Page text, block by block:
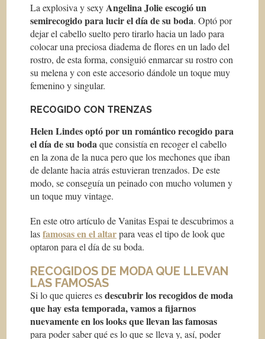
La explosiva y sexy Angelina Jolie escogió un
semirecogido para lucir el día de su boda. Optó por
dejar el cabello suelto pero tirarlo hacia un lado para
colocar una preciosa diadema de flores en un lado del
rostro, de esta forma, consiguió enmarcar su rostro con
su melena y con este accesorio dándole un toque muy
femenino y singular.
RECOGIDO CON TRENZAS
Helen Lindes optó por un romántico recogido para
el día de su bodaque consistía en recoger el cabello
en la zona de la nuca pero que los mechones que iban
de delante hacia atrás estuvieran trenzados. De este
modo, se conseguía un peinado con mucho volumen y
un toque muy vintage.
En este otro artículo de Vanitas Espai te descubrimos a
lasfamosas en el altarpara veas el tipo de look que
optaron para el día de su boda.
RECOGIDOS DE MODA QUE LLEVAN
LAS FAMOSAS
Si lo que quieres esdescubrir los recogidos de moda
que hay esta temporada, vamos a fijarnos
nuevamente en los looks que llevan las famosas
para poder saber qué es lo que se lleva y, así, poder